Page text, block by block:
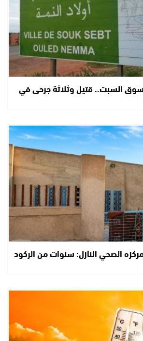
السبت.. قتيل وثلاثة جرحى في
الصحي النازل: سنوات من الركود